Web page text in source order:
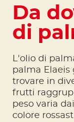
Da
di
L'olio di
palma Elaeis
trovare in
frutti
peso varia
colore